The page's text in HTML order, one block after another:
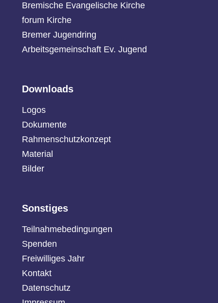
Bremische Evangelische Kirche
forum Kirche
Bremer Jugendring
Arbeitsgemeinschaft Ev. Jugend
Downloads
Logos
Dokumente
Rahmenschutzkonzept
Material
Bilder
Sonstiges
Teilnahmebedingungen
Spenden
Freiwilliges Jahr
Kontakt
Datenschutz